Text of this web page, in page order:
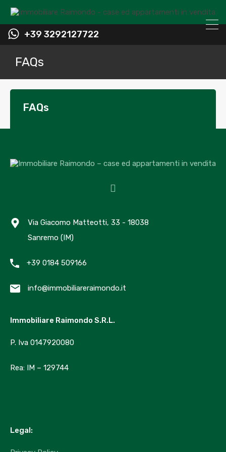
+39 3292127722
FAQs
FAQs
Marzo 2023
Giugno 2020
Categories
Uncategorized
Agenti
Via Giacomo Matteotti, 33 - 18038
Sanremo (IM)
+39 0184 509166
info@immobiliareraimondo.it
Immobiliare Raimondo S.R.L.
P. Iva 0147920080
Rea: IM – 129744
Legal: